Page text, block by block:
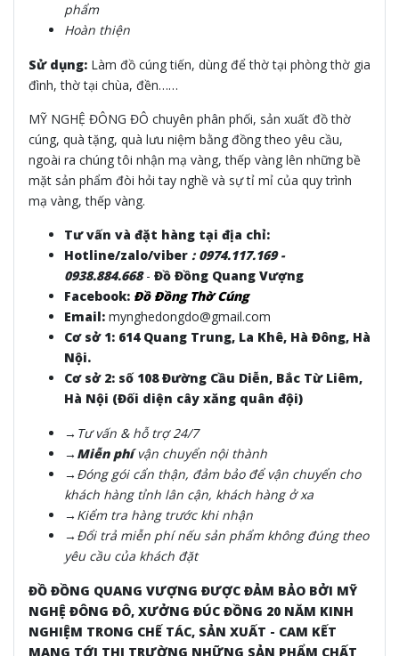
phẩm
Hoàn thiện
Sử dụng: Làm đồ cúng tiến, dùng để thờ tại phòng thờ gia
đình, thờ tại chùa, đền……
MỸ NGHỆ ĐÔNG ĐÔ chuyên phân phối, sản xuất đồ thờ
cúng, quà tặng, quà lưu niệm bằng đồng theo yêu cầu,
ngoài ra chúng tôi nhận mạ vàng, thếp vàng lên những bề
mặt sản phẩm đòi hỏi tay nghề và sự tỉ mỉ của quy trình
mạ vàng, thếp vàng.
Tư vấn và đặt hàng tại địa chỉ:
Hotline/zalo/viber : 0974.117.169 -
0938.884.668 - Đồ Đồng Quang Vượng
Facebook: Đồ Đồng Thờ Cúng
Email: mynghedongdo@gmail.com
Cơ sở 1: 614 Quang Trung, La Khê, Hà Đông, Hà
Nội.
Cơ sở 2: số 108 Đường Cầu Diễn, Bắc Từ Liêm,
Hà Nội (Đối diện cây xăng quân đội)
→Tư vấn & hỗ trợ 24/7
→Miễn phívận chuyển nội thành
→Đóng gói cẩn thận, đảm bảo để vận chuyển cho
khách hàng tỉnh lân cận, khách hàng ở xa
→Kiểm tra hàng trước khi nhận
→Đổi trả miễn phí nếu sản phẩm không đúng theo
yêu cầu của khách đặt
ĐỒ ĐỒNG QUANG VƯỢNG ĐƯỢC ĐẢM BẢO BỞI MỸ
NGHỆ ĐÔNG ĐÔ, XƯỞNG ĐÚC ĐỒNG 20 NĂM KINH
NGHIỆM TRONG CHẾ TÁC, SẢN XUẤT - CAM KẾT
MANG TỚI THỊ TRƯỜNG NHỮNG SẢN PHẨM CHẤT